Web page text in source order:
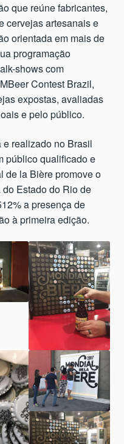
que reúne fabricantes,
cervejas artesanais e
orientada em mais de
programação
shows com
Contest Brazil,
expostas, avaliadas
e pelo público.
realizado no Brasil
público qualificado e
de la Bière promove o
Estado do Rio de
a presença de
à primeira edição.